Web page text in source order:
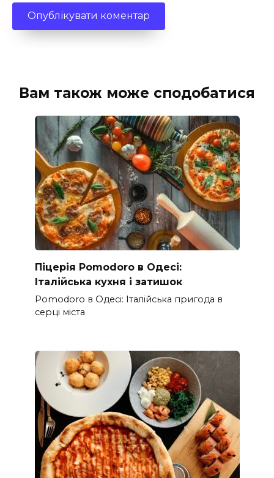
Вам також може сподобатися
Піцерія Pomodoro в Одесі:
Італійська кухня і затишок
Pomodoro в Одесі: Італійська пригода в
серці міста